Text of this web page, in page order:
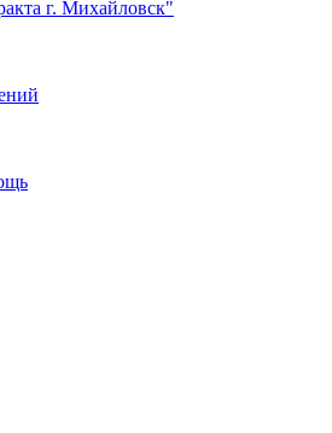
г. Михайловск"